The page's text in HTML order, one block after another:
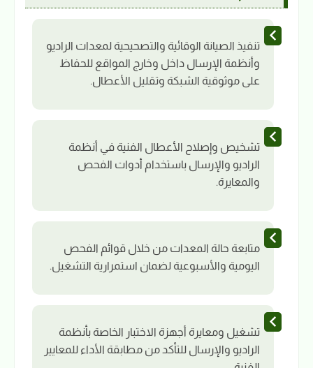
تنفيذ الصيانة الوقائية والتصحيحية لمعدات الراديو
وأنظمة الإرسال داخل وخارج المواقع للحفاظ
على موثوقية الشبكة وتقليل الأعطال.
تشخيص وإصلاح الأعطال الفنية في أنظمة
الراديو والإرسال باستخدام أدوات الفحص
والمعايرة.
متابعة حالة المعدات من خلال قوائم الفحص
اليومية والأسبوعية لضمان استمرارية التشغيل.
تشغيل ومعايرة أجهزة الاختبار الخاصة بأنظمة
الراديو والإرسال للتأكد من مطابقة الأداء للمعايير